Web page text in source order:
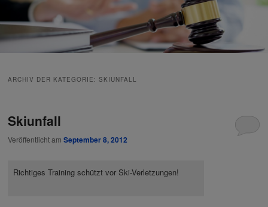
ARCHIV DER KATEGORIE: SKIUNFALL
Skiunfall
Veröffentlicht amSeptember 8, 2012
Richtiges Training schützt vor Ski-Verletzungen!